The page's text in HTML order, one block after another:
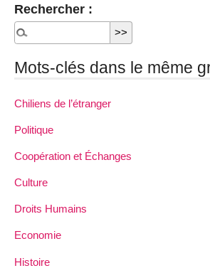
Rechercher :
Mots-clés dans le même
Chiliens de l’étranger
Politique
Coopération et Échanges
Culture
Droits Humains
Economie
Histoire